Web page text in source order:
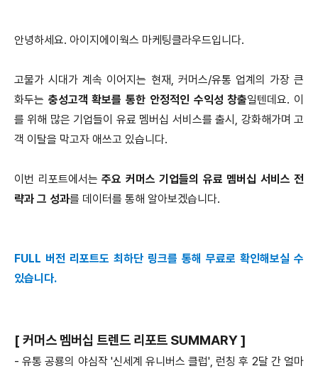
안녕하세요. 아이지에이웍스 마케팅클라우드입니다.
고물가 시대가 계속 이어지는 현재, 커머스/유통 업계의 가장 큰
화두는 충성고객 확보를 통한 안정적인 수익성 창출일텐데요. 이
를 위해 많은 기업들이 유료 멤버십 서비스를 출시, 강화해가며 고
객 이탈을 막고자 애쓰고 있습니다.
이번 리포트에서는 주요 커머스 기업들의 유료 멤버십 서비스 전
략과 그 성과를 데이터를 통해 알아보겠습니다.
FULL 버전 리포트도 최하단 링크를 통해 무료로 확인해보실 수
있습니다.
[ 커머스 멤버십 트렌드 리포트 SUMMARY ]
- 유통 공룡의 야심작 '신세계 유니버스 클럽', 런칭 후 2달 간 얼마